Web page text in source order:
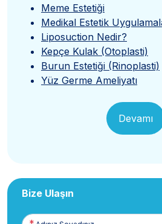
Meme Estetiği
Medikal Estetik
Liposuction Nedir?
Kepçe Kulak (Otoplasti)
Burun Estetiği (Rinoplasti)
Yüz Germe Ameliyatı
Devamı
Bize Ulaşın
Adınız